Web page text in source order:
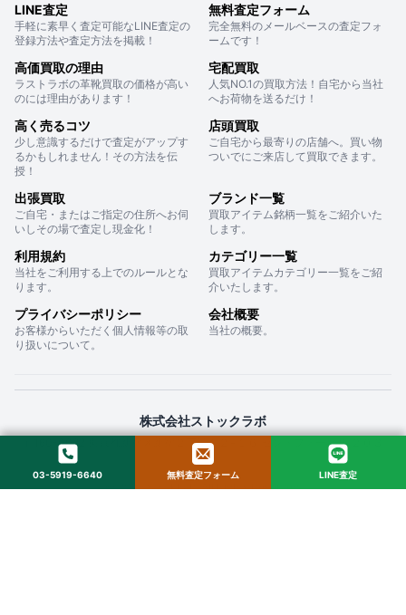
LINE査定
手軽に素早く査定可能なLINE査定の
登録方法や査定方法を掲載！
無料査定フォーム
完全無料のメールベースの査定フォ
ームです！
高価買取の理由
ラストラボの革靴買取の価格が高い
のには理由があります！
宅配買取
人気NO.1の買取方法！自宅から当社
へお荷物を送るだけ！
高く売るコツ
少し意識するだけで査定がアップす
るかもしれません！その方法を伝
授！
店頭買取
ご自宅から最寄りの店舗へ。買い物
ついでにご来店して買取できます。
出張買取
ご自宅・またはご指定の住所へお伺
いしその場で査定し現金化！
ブランド一覧
買取アイテム銘柄一覧をご紹介いた
します。
利用規約
当社をご利用する上でのルールとな
ります。
カテゴリー一覧
買取アイテムカテゴリー一覧をご紹
介いたします。
プライバシーポリシー
お客様からいただく個人情報等の取
り扱いについて。
会社概要
当社の概要。
株式会社ストックラボ
〒160-0022 東京都新宿区新宿２丁目１２−１６ セントフォービル ２０３
© 2025 StockLab. All Rights Reserved.
03-5919-6640 無料査定フォーム LINE査定